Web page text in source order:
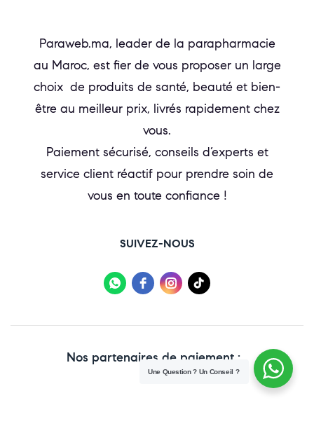
Paraweb.ma, leader de la parapharmacie
au Maroc, est fier de vous proposer un large
choix de produits de santé, beauté et bien-
être au meilleur prix, livrés rapidement chez
vous.
Paiement sécurisé, conseils d’experts et
service client réactif pour prendre soin de
vous en toute confiance !
SUIVEZ-NOUS
Nos partenaires de paiement :
Une Question ? Un Conseil ?